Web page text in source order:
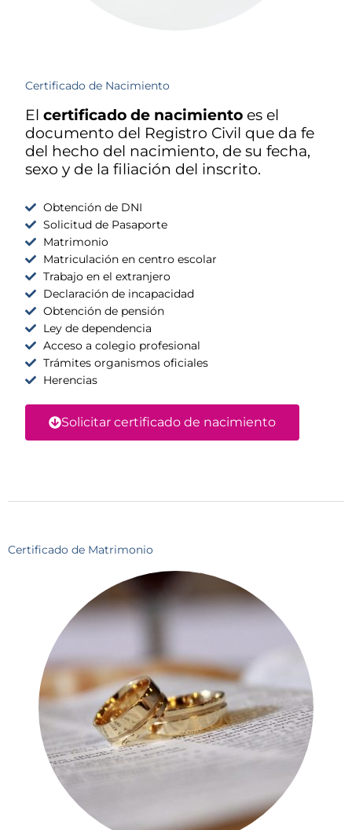
Certificado de Nacimiento
El certificado de nacimiento es el
documento del Registro Civil que da fe
del hecho del nacimiento, de su fecha,
sexo y de la filiación del inscrito.
Obtención de DNI
Solicitud de Pasaporte
Matrimonio
Matriculación en centro escolar
Trabajo en el extranjero
Declaración de incapacidad
Obtención de pensión
Ley de dependencia
Acceso a colegio profesional
Trámites organismos oficiales
Herencias
Solicitar certificado de nacimiento
Certificado de Matrimonio